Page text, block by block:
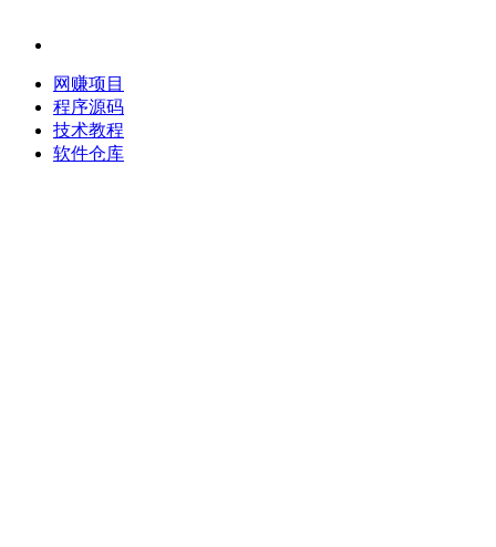
网赚项目
程序源码
技术教程
软件仓库